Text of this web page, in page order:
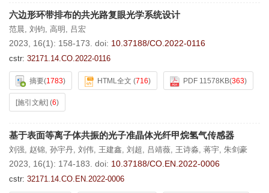
六边形环带排布的共光路复眼光学系统设计
范晨, 刘钧, 高明 , 吕宏
2023, 16(1): 158-173. doi: 10.37188/CO.2022-0116
cstr: 32171.14.CO.2022-0116
摘要(1783) HTML全文 (716) PDF 11578KB(363)
[施引文献] (6)
基于表面等离子体共振的光子准晶体光纤甲烷氢气传感器
刘强, 赵锦, 孙宇丹, 刘伟, 王建鑫, 刘超, 吕靖薇, 王诗淼, 蒋宇, 朱剑豪
2023, 16(1): 174-183. doi: 10.37188/CO.EN.2022-0006
cstr: 32171.14.CO.EN.2022-0006